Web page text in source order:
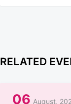
RELATED
06 August,